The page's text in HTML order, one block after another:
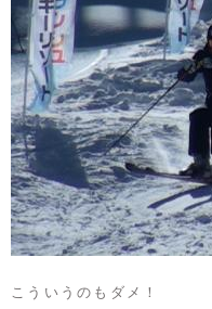
こういうのもダメ！